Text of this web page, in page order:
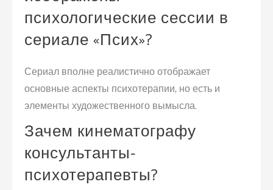
психологические сессии в
сериале «Псих»?
Сериал вполне реалистично отображает
основные аспекты психотерапии, но есть и
элементы художественного вымысла.
Зачем кинематографу
консультанты-
психотерапевты?